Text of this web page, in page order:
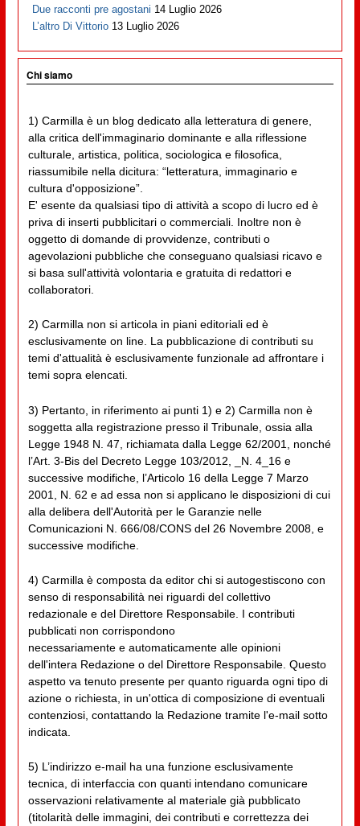
Due racconti pre agostani 14 Luglio 2026
L’altro Di Vittorio 13 Luglio 2026
Chi siamo
1) Carmilla è un blog dedicato alla letteratura di genere,
alla critica dell'immaginario dominante e alla riflessione
culturale, artistica, politica, sociologica e filosofica,
riassumibile nella dicitura: “letteratura, immaginario e
cultura d'opposizione”.
E' esente da qualsiasi tipo di attività a scopo di lucro ed è
priva di inserti pubblicitari o commerciali. Inoltre non è
oggetto di domande di provvidenze, contributi o
agevolazioni pubbliche che conseguano qualsiasi ricavo e
si basa sull'attività volontaria e gratuita di redattori e
collaboratori.
2) Carmilla non si articola in piani editoriali ed è
esclusivamente on line. La pubblicazione di contributi su
temi d'attualità è esclusivamente funzionale ad affrontare i
temi sopra elencati.
3) Pertanto, in riferimento ai punti 1) e 2) Carmilla non è
soggetta alla registrazione presso il Tribunale, ossia alla
Legge 1948 N. 47, richiamata dalla Legge 62/2001, nonché
l’Art. 3-Bis del Decreto Legge 103/2012, _N. 4_16 e
successive modifiche, l’Articolo 16 della Legge 7 Marzo
2001, N. 62 e ad essa non si applicano le disposizioni di cui
alla delibera dell'Autorità per le Garanzie nelle
Comunicazioni N. 666/08/CONS del 26 Novembre 2008, e
successive modifiche.
4) Carmilla è composta da editor chi si autogestiscono con
senso di responsabilità nei riguardi del collettivo
redazionale e del Direttore Responsabile. I contributi
pubblicati non corrispondono
necessariamente e automaticamente alle opinioni
dell'intera Redazione o del Direttore Responsabile. Questo
aspetto va tenuto presente per quanto riguarda ogni tipo di
azione o richiesta, in un'ottica di composizione di eventuali
contenziosi, contattando la Redazione tramite l'e-mail sotto
indicata.
5) L’indirizzo e-mail ha una funzione esclusivamente
tecnica, di interfaccia con quanti intendano comunicare
osservazioni relativamente al materiale già pubblicato
(titolarità delle immagini, dei contributi e correttezza dei